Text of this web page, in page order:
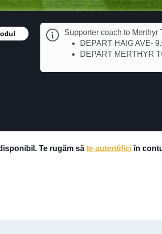
Supporter coach to Merthyr
DEPART HAIG AVE-
DEPART MERTHYR
Te rugăm să te autentificiîn